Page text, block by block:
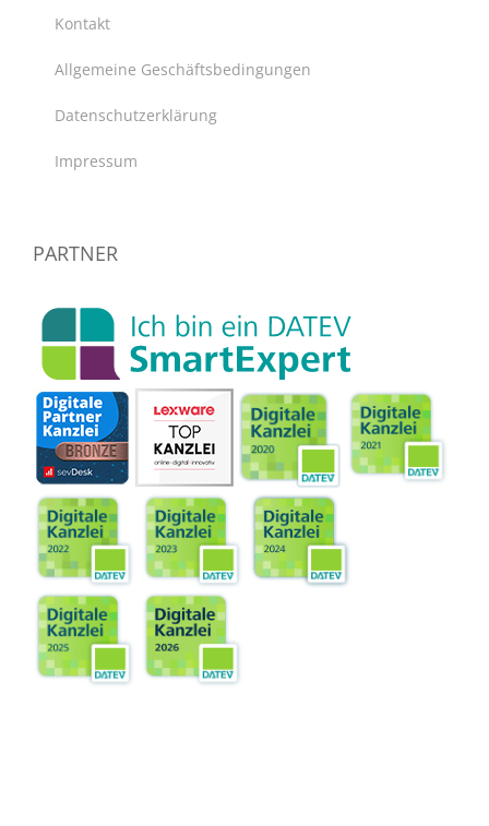
Kontakt
Allgemeine Geschäftsbedingungen
Datenschutzerklärung
Impressum
PARTNER